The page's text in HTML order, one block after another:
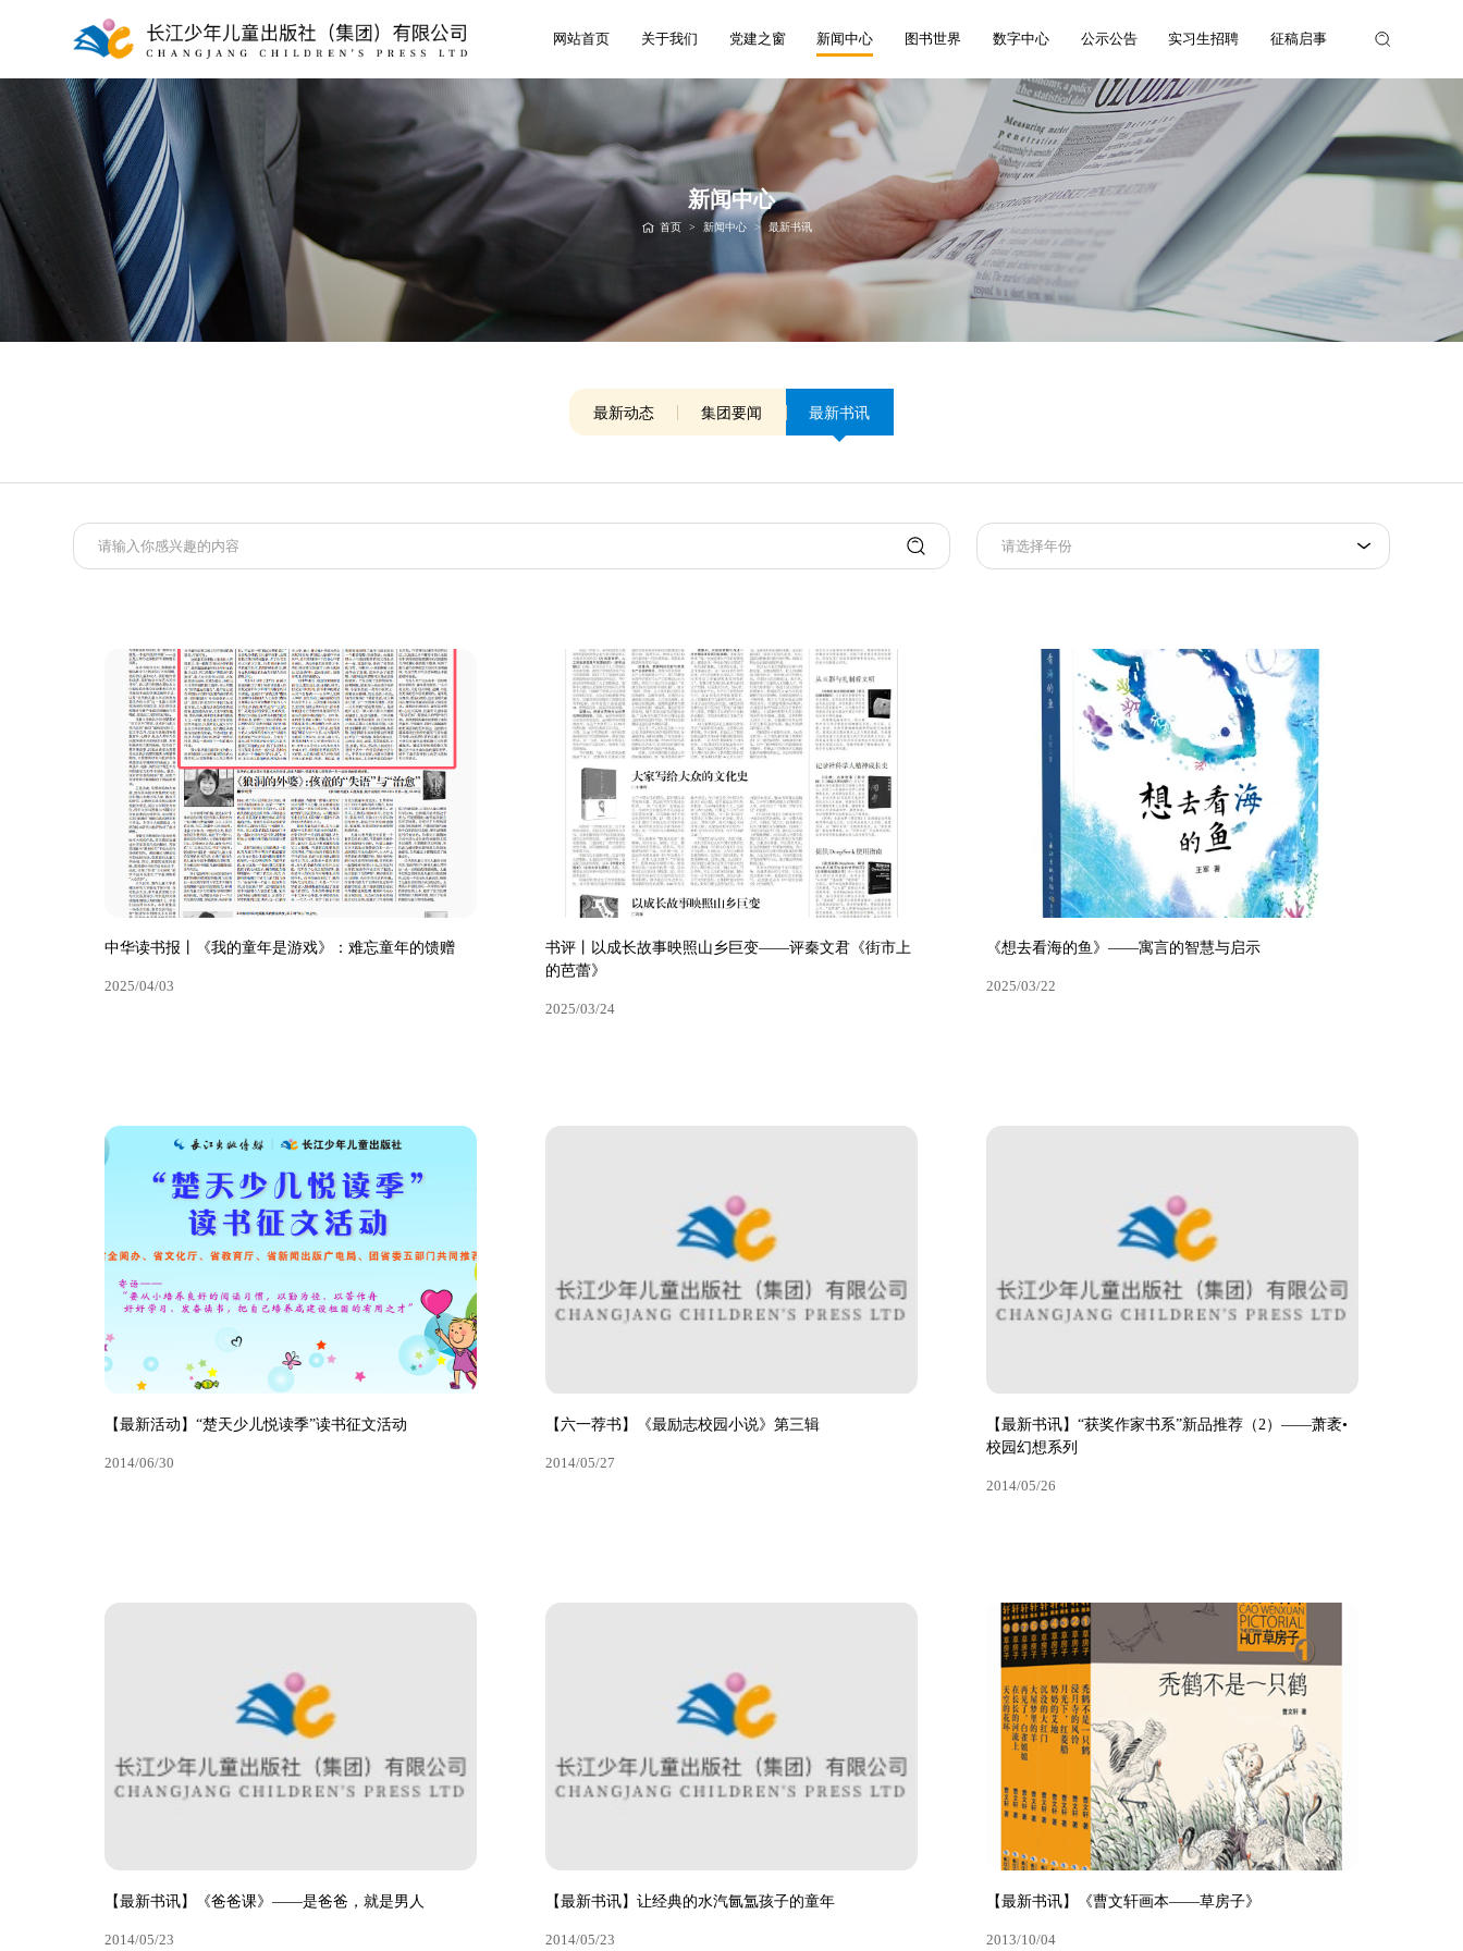
网站首页 关于我们 党建之窗 新闻中心 图书世界 数字中心 公示公告 实习生招聘 征稿启事
新闻中心
首页 > 新闻中心 > 最新书讯
最新动态 集团要闻 最新书讯
中华读书报丨《我的童年是游戏》：难忘童年的馈赠
2025/04/03
中华读书报丨《我的童年是游戏》：难忘童年的馈赠
2025/04/03
查看更多
书评丨以成长故事映照山乡巨变——评秦文君《街市上
的芭蕾》
2025/03/24
《想去看海的鱼》——寓言的智慧与启示
2025/03/22
《想去看海的鱼》——寓言的智慧与启示
查看更多
【最新活动】“楚天少儿悦读季”读书征文活动
2014/06/30
【最新活动】“楚天少儿悦读季”读书征文活动
查看更多
【六一荐书】《最励志校园小说》第三辑
2014/05/27
【六一荐书】《最励志校园小说》第三辑
查看更多
【最新书讯】“获奖作家书系”新品推荐（2）——萧袤•
校园幻想系列
2014/05/26
【最新书讯】“获奖作家书系”新品推荐（2）——萧袤•
校园幻想系列
2014/05/26
【最新书讯】《爸爸课》——是爸爸，就是男人
2014/05/23
【最新书讯】让经典的水汽氤氲孩子的童年
2014/05/23
【最新书讯】《曹文轩画本——草房子》
2013/10/04